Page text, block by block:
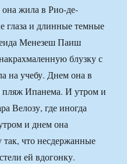
она жила в Рио-де-
глаза и длинные темные
Менезеш Паиш
блузку с
на учебу. Днем она в
пляж Ипанема. И утром и
Велозу, где иногда
и днем она
что несдержанные
ей вдогонку.